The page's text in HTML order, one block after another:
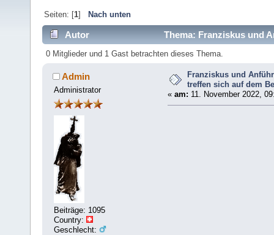
Seiten: [1] Nach unten
Autor
Thema: Franziskus und
(Gelesen 5572 mal)
0 Mitglieder und 1 Gast betrachten dieses Thema.
Admin
Administrator
Beiträge: 1095
Country:
Geschlecht:
Franziskus und
treffen sich auf dem
« am: 11. November 2022,